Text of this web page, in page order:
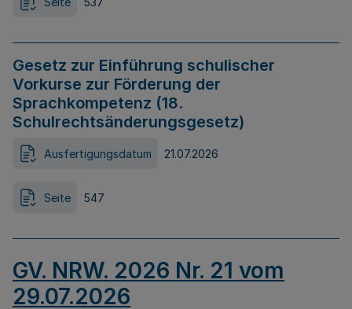
Gesetz zur Einführung schulischer
Vorkurse zur Förderung der
Sprachkompetenz (18.
Schulrechtsänderungsgesetz)
Ausfertigungsdatum 21.07.2026
Seite 547
GV. NRW. 2026 Nr. 21 vom
29.07.2026